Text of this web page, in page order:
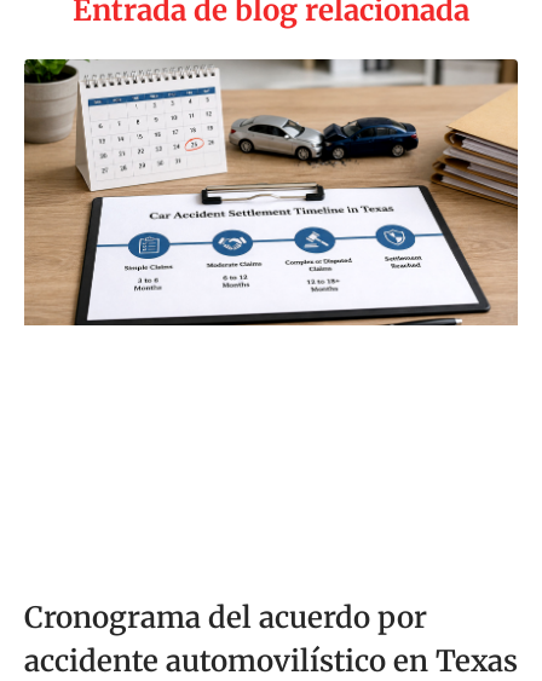
Entrada de blog relacionada
Cronograma del acuerdo por
accidente automovilístico en Texas